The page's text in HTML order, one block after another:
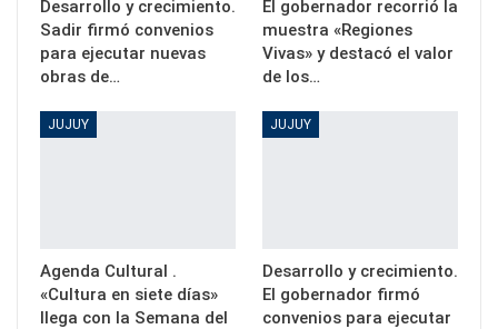
Desarrollo y crecimiento.
Sadir firmó convenios
para ejecutar nuevas
obras de…
El gobernador recorrió la
muestra «Regiones
Vivas» y destacó el valor
de los…
JUJUY
Agenda Cultural .
«Cultura en siete días»
llega con la Semana del
JUJUY
Desarrollo y crecimiento.
El gobernador firmó
convenios para ejecutar